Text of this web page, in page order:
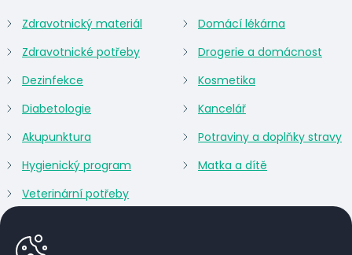
Zdravotnický materiál
Zdravotnické potřeby
Dezinfekce
Diabetologie
Akupunktura
Hygienický program
Veterinární potřeby
Domácí lékárna
Drogerie a domácnost
Kosmetika
Kancelář
Potraviny a doplňky stravy
Matka a dítě